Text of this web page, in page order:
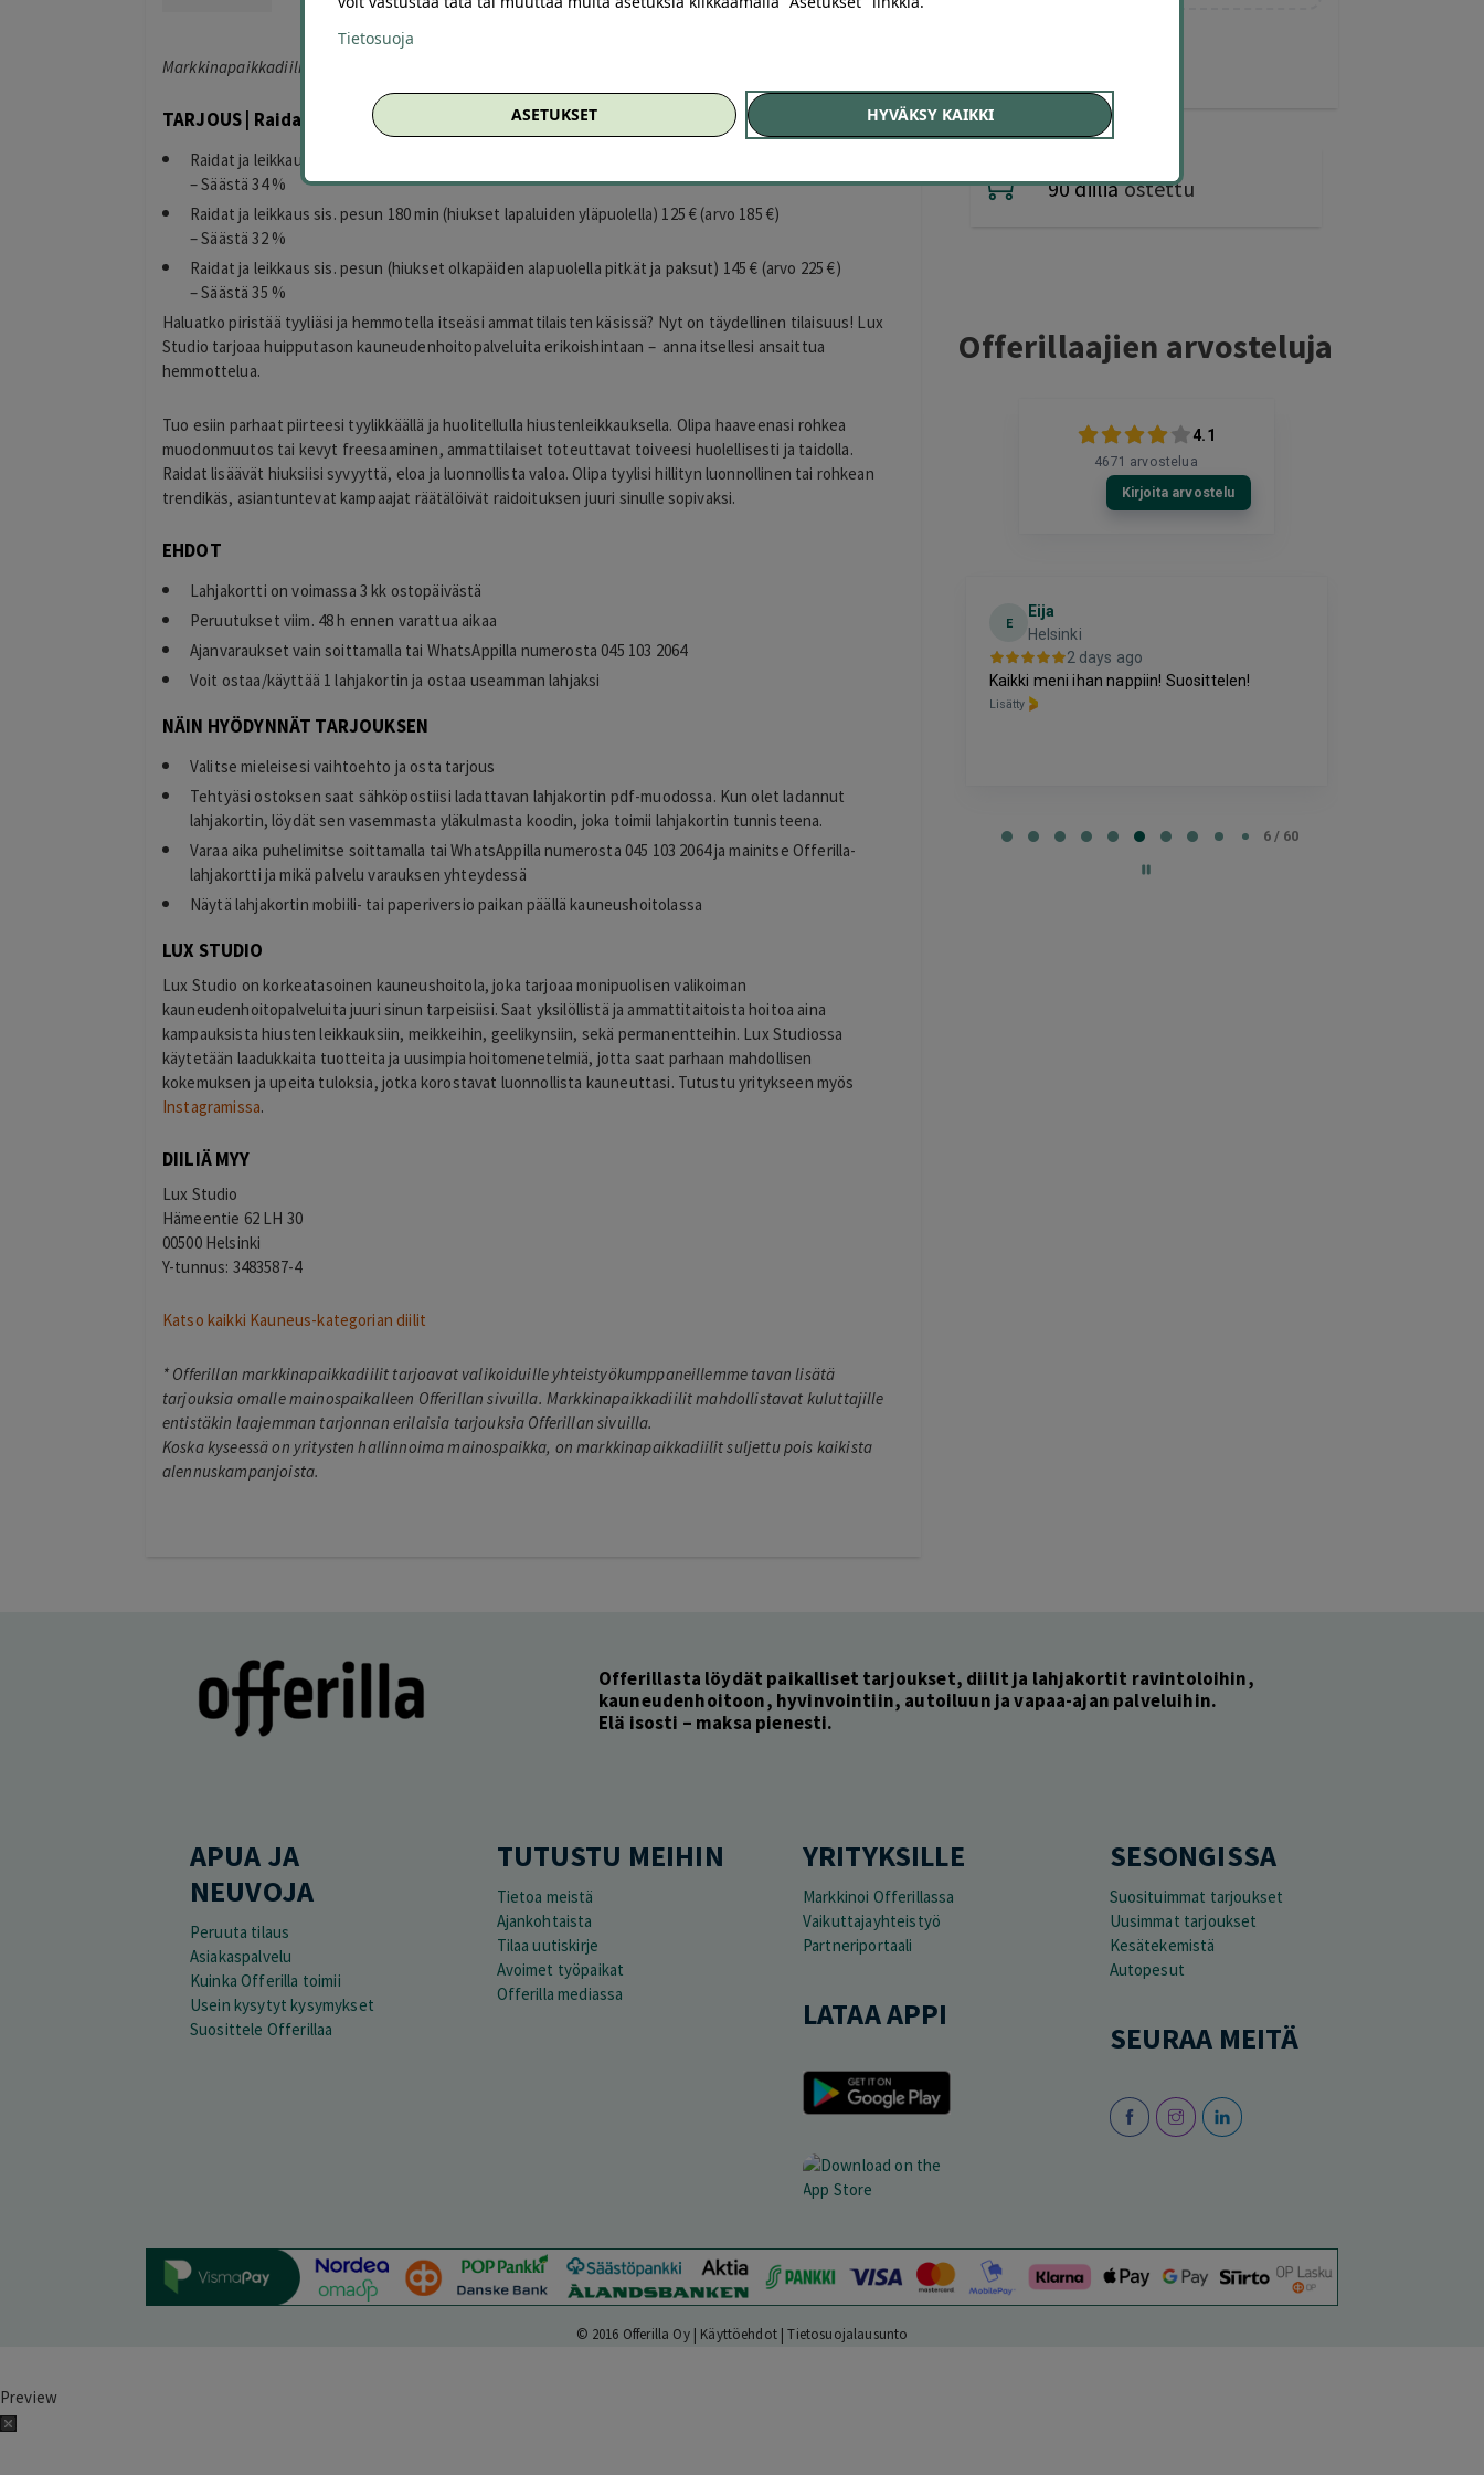
Markkinapaikkadiili*
TARJOUS | Raidat ja leikkaus sis. pesun | Helsinki, Kallio
Raidat ja leikkaus sis. pesun 120 min (niskahiukset leukalinjan yläpuolella) 95 € (arvo 145 €)
– Säästä 34 %
Raidat ja leikkaus sis. pesun 180 min (hiukset lapaluiden yläpuolella) 125 € (arvo 185 €)
– Säästä 32 %
Raidat ja leikkaus sis. pesun (hiukset olkapäiden alapuolella pitkät ja paksut) 145 € (arvo 225 €)
– Säästä 35 %
Haluatko piristää tyyliäsi ja hemmotella itseäsi ammattilaisten käsissä? Nyt on täydellinen tilaisuus! Lux
Studio tarjoaa huipputason kauneudenhoitopalveluita erikoishintaan – anna itsellesi ansaittua
hemmottelua.
Tuo esiin parhaat piirteesi tyylikkäällä ja huolitellulla hiustenleikkauksella. Olipa haaveenasi rohkea
muodonmuutos tai kevyt freesaaminen, ammattilaiset toteuttavat toiveesi huolellisesti ja taidolla.
Raidat lisäävät hiuksiisi syvyyttä, eloa ja luonnollista valoa. Olipa tyylisi hillityn luonnollinen tai rohkean
trendikäs, asiantuntevat kampaajat räätälöivät raidoituksen juuri sinulle sopivaksi.
EHDOT
Lahjakortti on voimassa 3 kk ostopäivästä
Peruutukset viim. 48 h ennen varattua aikaa
Ajanvaraukset vain soittamalla tai WhatsAppilla numerosta 045 103 2064
Voit ostaa/käyttää 1 lahjakortin ja ostaa useamman lahjaksi
NÄIN HYÖDYNNÄT TARJOUKSEN
Valitse mieleisesi vaihtoehto ja osta tarjous
Tehtyäsi ostoksen saat sähköpostiisi ladattavan lahjakortin pdf-muodossa. Kun olet ladannut
lahjakortin, löydät sen vasemmasta yläkulmasta koodin, joka toimii lahjakortin tunnisteena.
Varaa aika puhelimitse soittamalla tai WhatsAppilla numerosta 045 103 2064 ja mainitse Offerilla-
lahjakortti ja mikä palvelu varauksen yhteydessä
Näytä lahjakortin mobiili- tai paperiversio paikan päällä kauneushoitolassa
LUX STUDIO
Lux Studio on korkeatasoinen kauneushoitola, joka tarjoaa monipuolisen valikoiman
kauneudenhoitopalveluita juuri sinun tarpeisiisi. Saat yksilöllistä ja ammattitaitoista hoitoa aina
kampauksista hiusten leikkauksiin, meikkeihin, geelikynsiin, sekä permanentteihin. Lux Studiossa
käytetään laadukkaita tuotteita ja uusimpia hoitomenetelmiä, jotta saat parhaan mahdollisen
kokemuksen ja upeita tuloksia, jotka korostavat luonnollista kauneuttasi. Tutustu yritykseen myös
Instagramissa.
DIILIÄ MYY
Lux Studio
Hämeentie 62 LH 30
00500 Helsinki
Y-tunnus: 3483587-4
Katso kaikki Kauneus-kategorian diilit
* Offerillan markkinapaikkadiilit tarjoavat valikoiduille yhteistyökumppaneillemme tavan lisätä
tarjouksia omalle mainospaikalleen Offerillan sivuilla. Markkinapaikkadiilit mahdollistavat kuluttajille
entistäkin laajemman tarjonnan erilaisia tarjouksia Offerillan sivuilla.
Koska kyseessä on yritysten hallinnoima mainospaikka, on markkinapaikkadiilit suljettu pois kaikista
alennuskampanjoista.
90 diiliäostettu
Offerillaajien arvosteluja
4.1
4671 arvostelua
Kirjoita arvostelu
T
timo
2 days ago
kiitos hienosti toimi
2 days ago
E
Eija
Helsinki
2 days ago
Kaikki meni ihan nappiin! Suosittelen!
Lisätty
6 / 60
Offerillasta löydät paikalliset tarjoukset, diilit ja lahjakortit ravintoloihin,
kauneudenhoitoon, hyvinvointiin, autoiluun ja vapaa-ajan palveluihin.
Elä isosti – maksa pienesti.
APUA JA
NEUVOJA
Peruuta tilaus
Asiakaspalvelu
Kuinka Offerilla toimii
Usein kysytyt kysymykset
Suosittele Offerillaa
TUTUSTU MEIHIN
Tietoa meistä
Ajankohtaista
Tilaa uutiskirje
Avoimet työpaikat
Offerilla mediassa
YRITYKSILLE
Markkinoi Offerillassa
Vaikuttajayhteistyö
Partneriportaali
LATAA APPI
SESONGISSA
Suosituimmat tarjoukset
Uusimmat tarjoukset
Kesätekemistä
Autopesut
SEURAA MEITÄ
© 2016 Offerilla Oy | Käyttöehdot|Tietosuojalausunto
Preview
Tietosuoja
ASETUKSET HYVÄKSY KAIKKI